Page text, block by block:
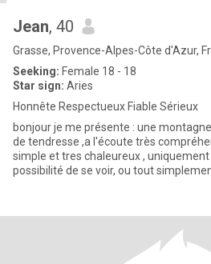
Jean, 40
Grasse, Provence-Alpes-Côte d'Azur,
Seeking: Female 18 - 18
Star sign: Aries
Honnête Respectueux Fiable Sérieux
bonjour je me présente : une
de tendresse ,a l'écoute très
simple et tres chaleureux ,
possibilité de se voir, ou tout